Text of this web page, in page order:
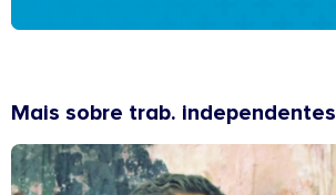
Mais sobre trab. independentes